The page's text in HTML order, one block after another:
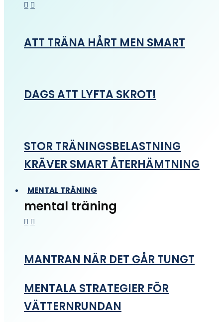
ATT TRÄNA HÅRT MEN SMART
DAGS ATT LYFTA SKROT!
STOR TRÄNINGSBELASTNING
KRÄVER SMART ÅTERHÄMTNING
MENTAL TRÄNING
mental träning
MANTRAN NÄR DET GÅR TUNGT
MENTALA STRATEGIER FÖR
VÄTTERNRUNDAN